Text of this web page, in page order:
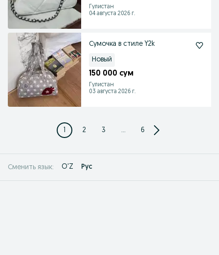
Гулистан
04 августа 2026 г.
Сумочка в стиле Y2k
Новый
150 000 сум
Гулистан
03 августа 2026 г.
1 2 3 ... 6
Сменить язык: O'Z Рус